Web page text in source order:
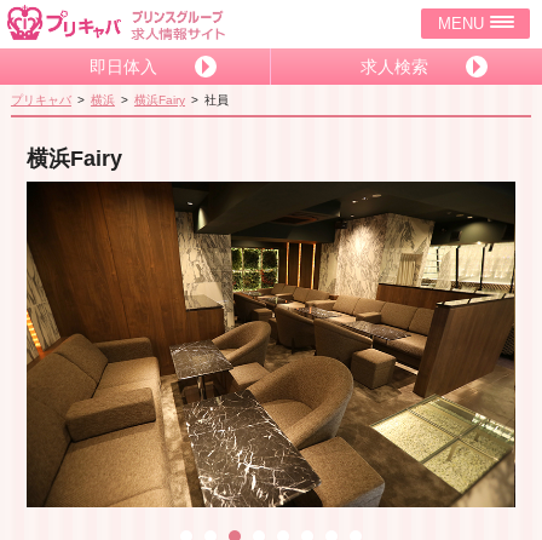
MENU
即日体入 求人検索
プリキャバ 横浜 横浜Fairy 社員
横浜Fairy